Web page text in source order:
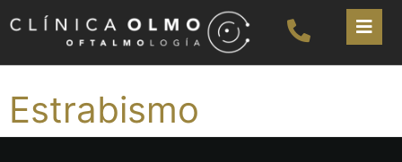
Estrabismo